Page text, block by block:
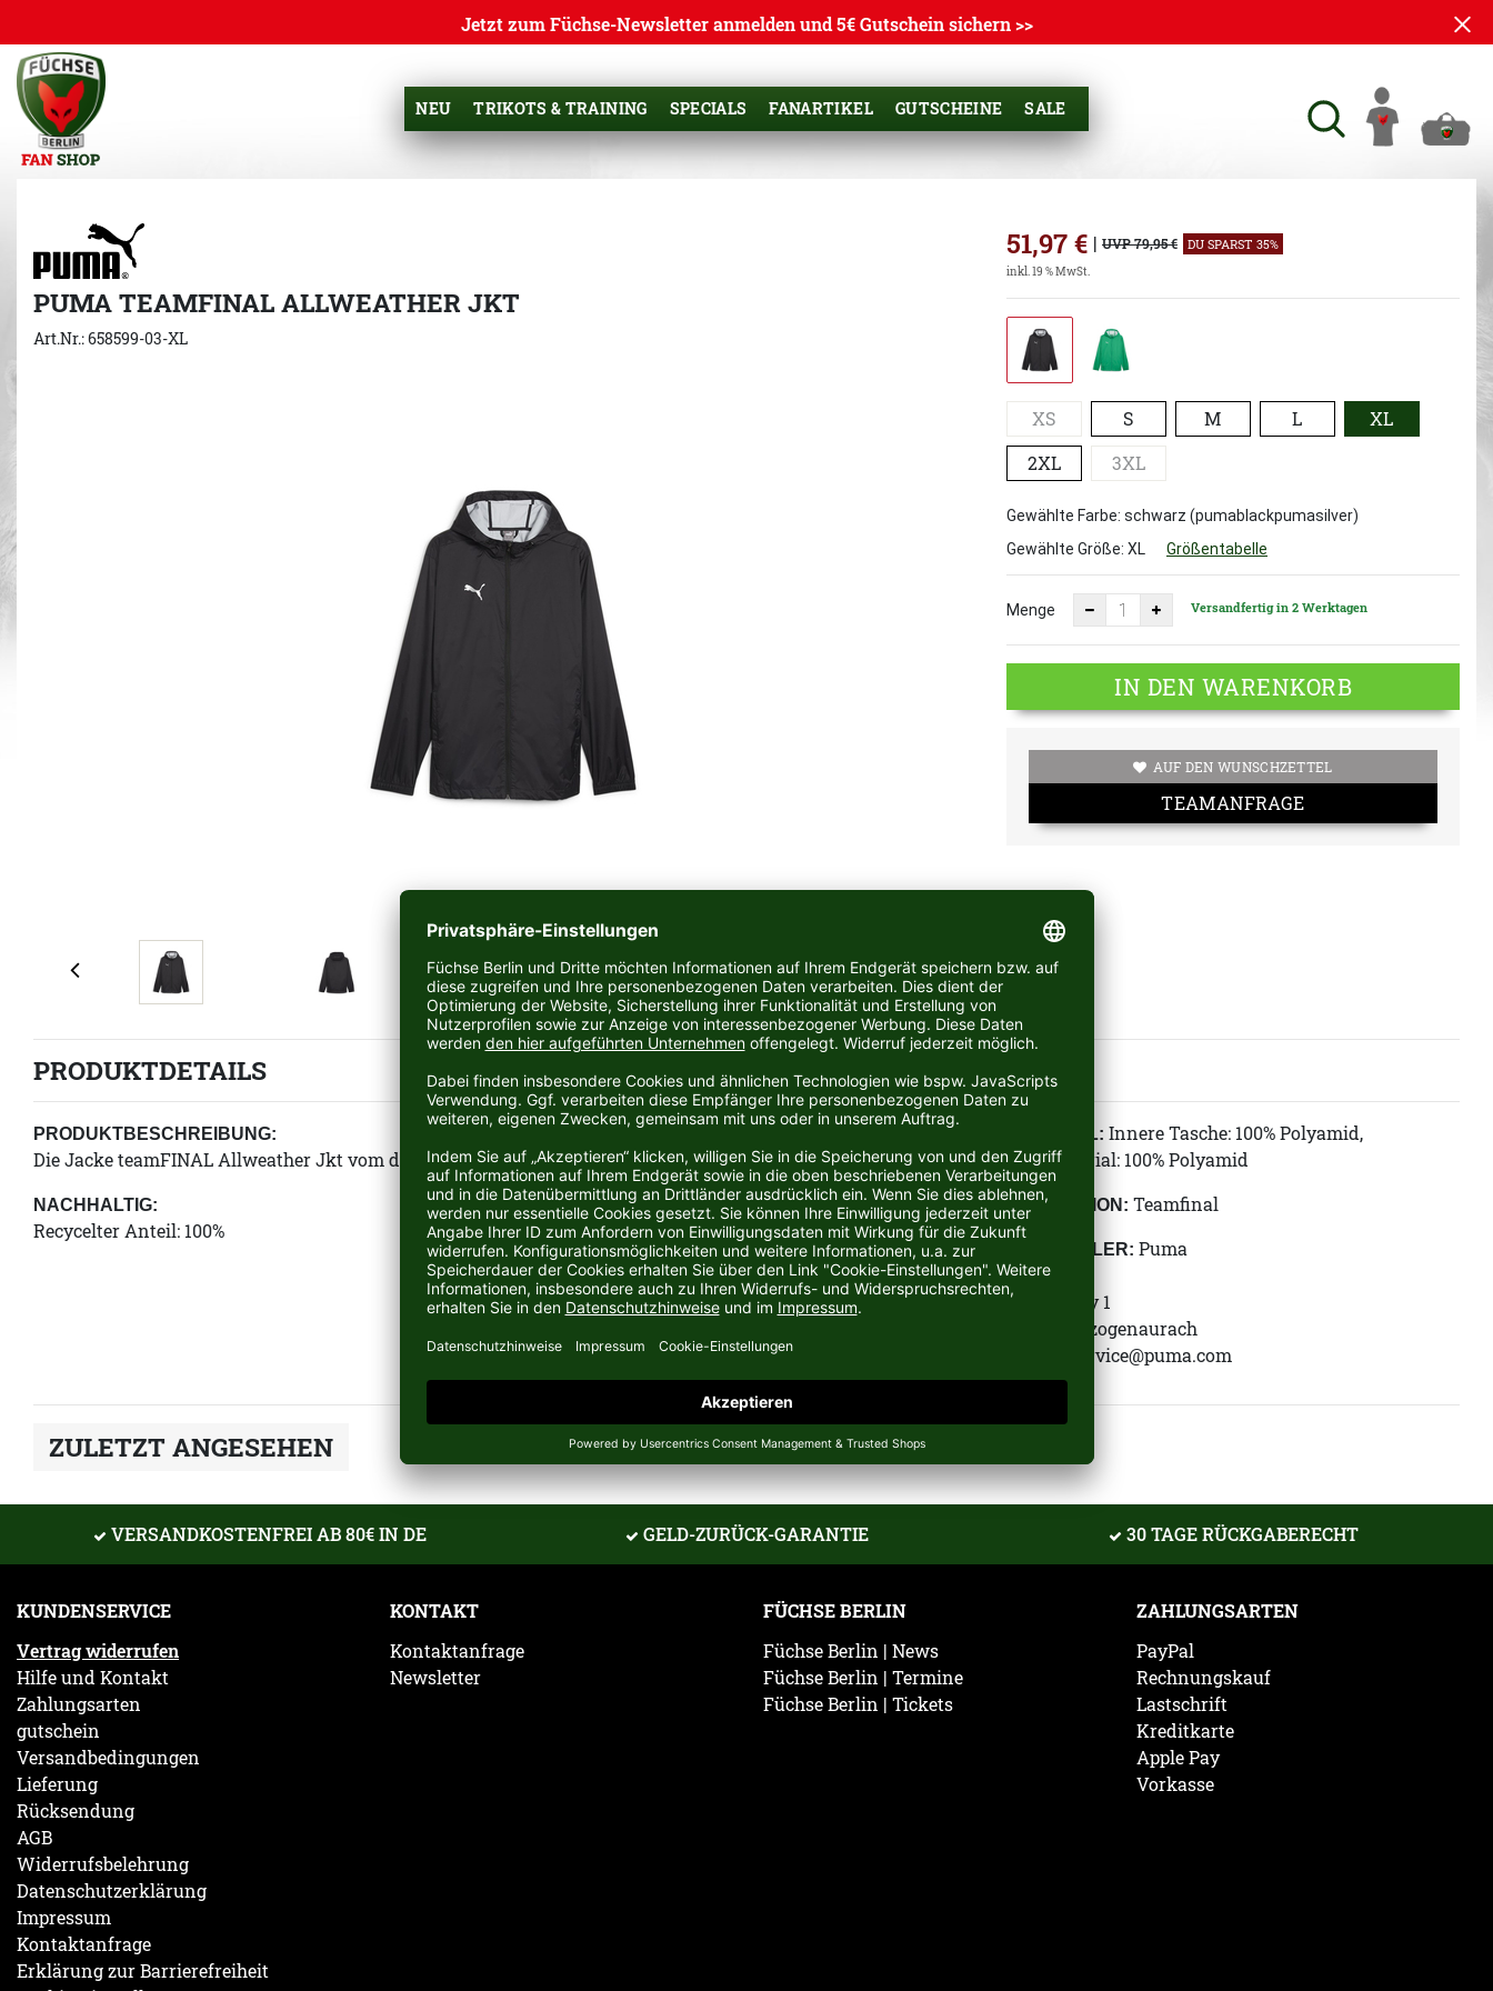
Jetzt zum Füchse-Newsletter anmelden und 5€ Gutschein sichern >>
NEU TRIKOTS & TRAINING SPECIALS FANARTIKEL GUTSCHEINE SALE
PUMA TEAMFINAL ALLWEATHER JKT
Art.Nr.: 658599-03-XL
51,97€ | UVP 79,95 € DU SPARST 35%
inkl. 19 % MwSt.
XS S M L
XL
2XL
3XL
Gewählte Farbe: schwarz (pumablackpumasilver)
Gewählte Größe: XL Größentabelle
Menge Versandfertig in 2 Werktagen
IN DEN WARENKORB
AUF DEN WUNSCHZETTEL
TEAMANFRAGE
PRODUKTDETAILS
PRODUKTBESCHREIBUNG:
Die Jacke teamFINAL Allweather Jkt vom deutschen Sportartikelhersteller Puma aus Herzogenaurach.
NACHHALTIG:
Recycelter Anteil: 100%
MATERIAL: Innere Tasche: 100% Polyamid,
Obermaterial: 100% Polyamid
KOLLEKTION: Teamfinal
HERSTELLER: Puma
Puma SE
Puma Way 1
91074 Herzogenaurach
service@puma.com
ZULETZT ANGESEHEN
VERSANDKOSTENFREI AB 80€ IN DE GELD-ZURÜCK-GARANTIE 30 TAGE RÜCKGABERECHT
KUNDENSERVICE
Vertrag widerrufen
Hilfe und Kontakt
Zahlungsarten
gutschein
Versandbedingungen
Lieferung
Rücksendung
AGB
Widerrufsbelehrung
Datenschutzerklärung
Impressum
Kontaktanfrage
Erklärung zur Barrierefreiheit
KONTAKT
Kontaktanfrage
Newsletter
FÜCHSE BERLIN
Füchse Berlin | News
Füchse Berlin | Termine
Füchse Berlin | Tickets
ZAHLUNGSARTEN
PayPal
Rechnungskauf
Lastschrift
Kreditkarte
Apple Pay
Vorkasse